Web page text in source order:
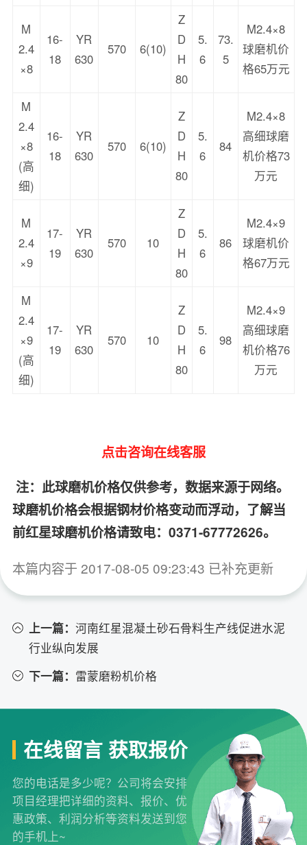
M
2.4
×8
16-
18
YR
630
570 6(10)
Z
D
H
80
5.
6
73.
5
M2.4×8
球磨机价
格65万元
M
2.4
×8
(高
细)
16-
18
YR
630
570 6(10)
Z
D
H
80
5.
6
84
M2.4×8
高细球磨
机价格73
万元
M
2.4
×9
17-
19
YR
630
570 10
Z
D
H
80
5.
6
86
M2.4×9
球磨机价
格67万元
M
2.4
×9
(高
细)
17-
19
YR
630
570 10
Z
D
H
80
5.
6
98
M2.4×9
高细球磨
机价格76
万元
点击咨询在线客服
注：此球磨机价格仅供参考，数据来源于网络。
球磨机价格会根据钢材价格变动而浮动，了解当
前红星球磨机价格请致电：0371-67772626。
本篇内容于 2017-08-05 09:23:43 已补充更新
上一篇： 河南红星混凝土砂石骨料生产线促进水泥
行业纵向发展
下一篇： 雷蒙磨粉机价格
在线留言 获取报价
您的电话是多少呢？公司将会安排
项目经理把详细的资料、报价、优
惠政策、利润分析等资料发送到您
的手机上~